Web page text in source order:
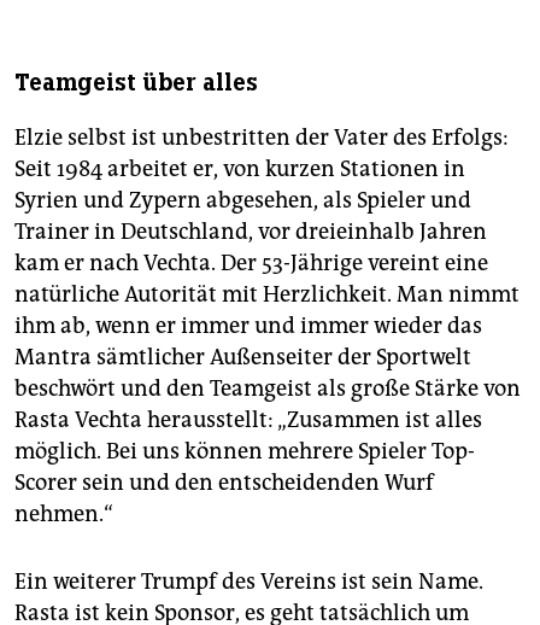
Teamgeist über alles
Elzie selbst ist unbestritten der Vater des Erfolgs:
Seit 1984 arbeitet er, von kurzen Stationen in
Syrien und Zypern abgesehen, als Spieler und
Trainer in Deutschland, vor dreieinhalb Jahren
kam er nach Vechta. Der 53-Jährige vereint eine
natürliche Autorität mit Herzlichkeit. Man nimmt
ihm ab, wenn er immer und immer wieder das
Mantra sämtlicher Außenseiter der Sportwelt
beschwört und den Teamgeist als große Stärke von
Rasta Vechta herausstellt: „Zusammen ist alles
möglich. Bei uns können mehrere Spieler Top-
Scorer sein und den entscheidenden Wurf
nehmen.“
Ein weiterer Trumpf des Vereins ist sein Name.
Rasta ist kein Sponsor, es geht tatsächlich um